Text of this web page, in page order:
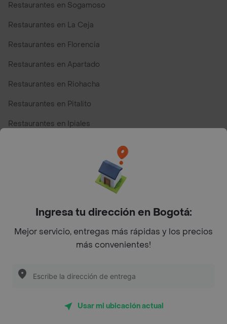
Restaurantes en Sogamoso
Restaurantes en La Ceja
Restaurantes en Florencia
Restaurantes en Apartado
Restaurantes en Riohacha
Restaurantes en Pitalito
Restaurantes en Ipiales
Top Marcas y Cadenas de Restaurantes
Encuéntranos en estos países
App Store Google play
Restaurantes cerca de mi para pedir Comida a Domicilio -
Ingresa tu dirección en Bogotá:
Mejor servicio, entregas más rápidas y los precios
más convenientes!
Usar mi ubicación actual